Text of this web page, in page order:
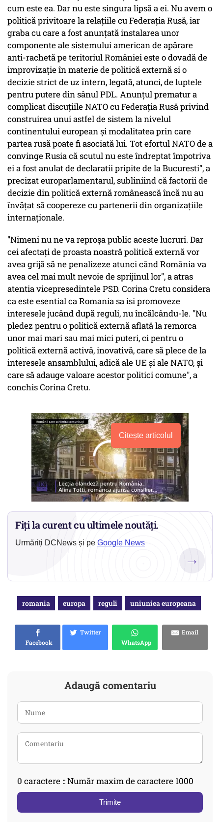
cum este ea. Dar nu este singura lipsă a ei. Nu avem o
politică privitoare la relaţiile cu Federaţia Rusă, iar
graba cu care a fost anunţată instalarea unor
componente ale sistemului american de apărare
anti-rachetă pe teritoriul României este o dovadă de
improvizaţie în materie de politică externă si o
decizie strict de uz intern, legată, atunci, de luptele
pentru putere din sânul PDL. Anunţul prematur a
complicat discuţiile NATO cu Federaţia Rusă privind
construirea unui astfel de sistem la nivelul
continentului european şi modalitatea prin care
partea rusă poate fi asociată lui. Tot efortul NATO de a
convinge Rusia că scutul nu este îndreptat împotriva
ei a fost anulat de declaratii pripite de la Bucuresti", a
precizat europarlamentarul, subliniind că factorii de
decizie din politică externă românească încă nu au
învățat să coopereze cu partenerii din organizațiile
internaționale.
"Nimeni nu ne va reproşa public aceste lucruri. Dar
cei afectaţi de proasta noastră politică externă vor
avea grijă să ne penalizeze atunci când România va
avea cel mai mult nevoie de sprijinul lor", a atras
atentia vicepresedintele PSD. Corina Cretu considera
ca este esential ca Romania sa isi promoveze
interesele jucând după reguli, nu încălcându-le. "Nu
pledez pentru o politică externă aflată la remorca
unor mai mari sau mai mici puteri, ci pentru o
politică externă activă, inovativă, care să plece de la
interesele ansamblului, adică ale UE şi ale NATO, şi
care să adauge valoare acestor politici comune", a
conchis Corina Cretu.
Citește articolul
Fiți la curent cu ultimele noutăți.
Urmăriți DCNews și pe Google News
→
romania europa reguli uniuniea europeana
Facebook
Twitter
WhatsApp
Email
Adaugă comentariu
0 caractere :: Număr maxim de caractere 1000
Trimite